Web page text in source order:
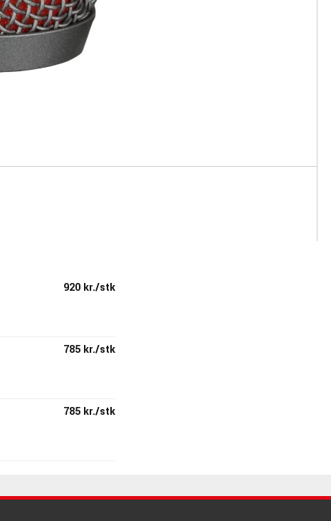
920 kr./stk
785 kr./stk
785 kr./stk